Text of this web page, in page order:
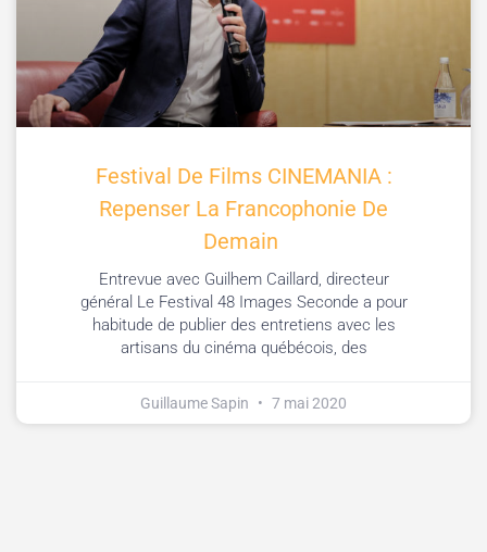
Festival De Films CINEMANIA :
Repenser La Francophonie De
Demain
Entrevue avec Guilhem Caillard, directeur
général Le Festival 48 Images Seconde a pour
habitude de publier des entretiens avec les
artisans du cinéma québécois, des
Guillaume Sapin 7 mai 2020